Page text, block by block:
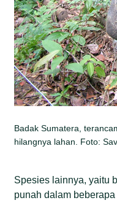
Badak Sumatera,
hilangnya lahan. Foto:
Spesies lainnya, yaitu
punah dalam